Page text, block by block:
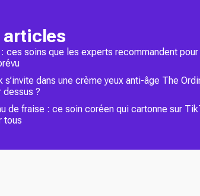
articles
: ces soins que les experts recommandent
dans une crème yeux anti-âge The
dessus ?
de fraise : ce soin coréen qui cartonne sur
tous